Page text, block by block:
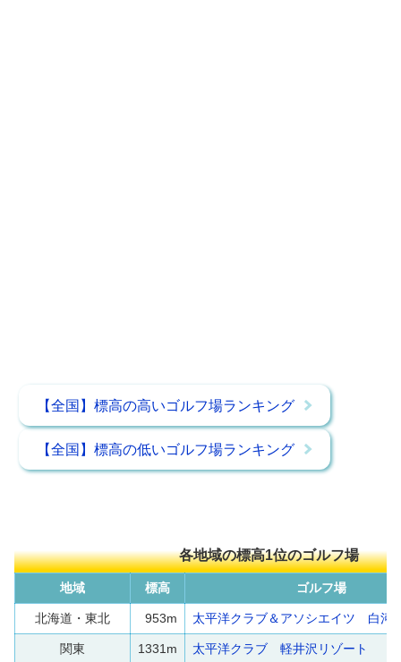
【全国】標高の高いゴルフ場ランキング
【全国】標高の低いゴルフ場ランキング
各地域の標高1位のゴルフ場
地域 標高 ゴルフ場
北海道・東北 953m 太平洋クラブ＆アソシエイツ 白河
関東 1331m 太平洋クラブ 軽井沢リゾート